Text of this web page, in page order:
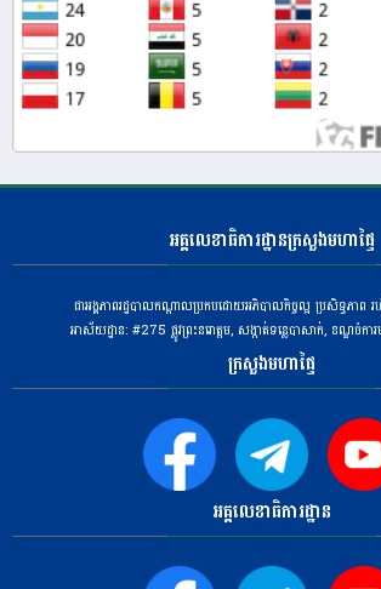
អគ្គលេខាធិការដ្ឋានក្រសួងមហាផ្ទៃ
ជាអង្គភាពរដ្ឋបាលកណ្តាលប្រកបដោយអភិបាលកិច្ចល្អ ប្រសិទ្ធភាព
អាស័យដ្ឋាន: #275 ​ផ្លូវព្រះនរោត្តម, សង្កាត់ទន្លេបាសាក់, ខណ្ឌចំកា
ក្រសួងមហាផ្ទៃ
អគ្គលេខាធិការដ្ឋាន